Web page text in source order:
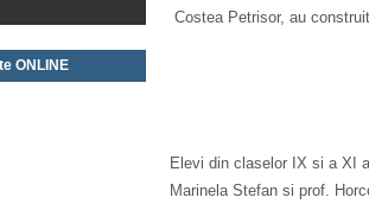
Costea Petrisor, au
Elevi din claselor IX si a XI
Marinela Stefan si prof.
ONLINE